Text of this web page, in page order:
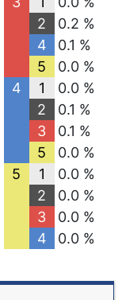
2
0.2 %
4
0.1 %
5
0.0 %
4
1
0.0 %
2
0.1 %
3
0.1 %
5
0.0 %
5
1
0.0 %
2
0.0 %
3
0.0 %
4
0.0 %